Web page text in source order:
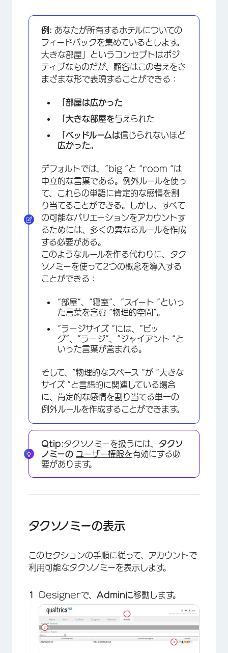
例: あなたが所有するホテルについての
フィードバックを集めているとします。
大きな部屋」というコンセプトはポジ
ティブなものだが、顧客はこの考えをさ
まざまな形で表現することができる：
「部屋は広かった
「大きな部屋を与えられた
「ベッドルームは信じられないほど
広かった。
デフォルトでは、”big “と “room “は
中立的な言葉である。例外ルールを使っ
て、これらの単語に肯定的な感情を割
り当てることができる。しかし、すべて
の可能なバリエーションをアカウントす
るためには、多くの異なるルールを作成
する必要がある。
このようなルールを作る代わりに、タク
ソノミーを使って2つの概念を導入する
ことができる：
“部屋”、”寝室”、”スイート “といっ
た言葉を含む “物理的空間”。
“ラージサイズ “には、”ビッ
グ”、”ラージ”、”ジャイアント “と
いった言葉が含まれる。
そして、”物理的なスペース “が “大きな
サイズ “と言語的に関連している場合
に、肯定的な感情を割り当てる単一の
例外ルールを作成することができます。
Qtip:タクソノミーを扱うには、 タクソ
ノミーの ユーザー権限を有効にする必
要があります。
タクソノミーの表示
このセクションの手順に従って、アカウントで
利用可能なタクソノミーを表示します。
Designerで、 Adminに移動します。